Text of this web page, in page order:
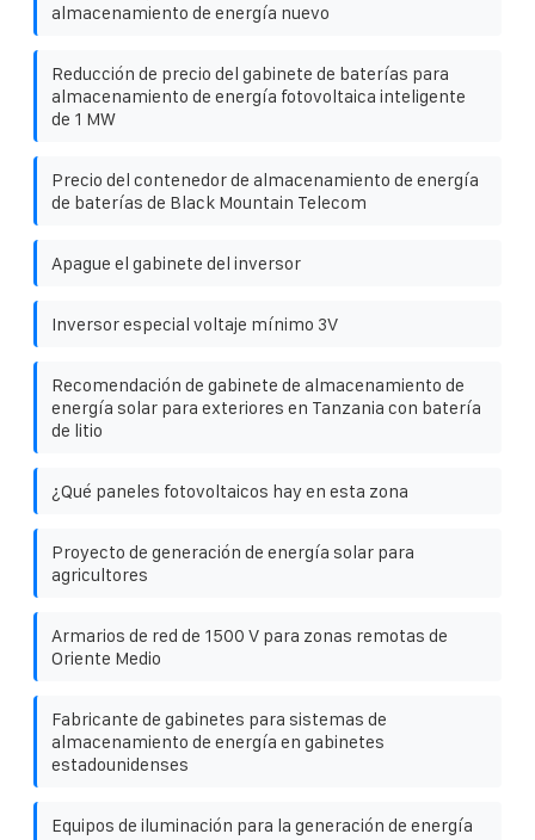
almacenamiento de energía nuevo
Reducción de precio del gabinete de baterías para
almacenamiento de energía fotovoltaica inteligente
de 1 MW
Precio del contenedor de almacenamiento de energía
de baterías de Black Mountain Telecom
Apague el gabinete del inversor
Inversor especial voltaje mínimo 3V
Recomendación de gabinete de almacenamiento de
energía solar para exteriores en Tanzania con batería
de litio
¿Qué paneles fotovoltaicos hay en esta zona
Proyecto de generación de energía solar para
agricultores
Armarios de red de 1500 V para zonas remotas de
Oriente Medio
Fabricante de gabinetes para sistemas de
almacenamiento de energía en gabinetes
estadounidenses
Equipos de iluminación para la generación de energía